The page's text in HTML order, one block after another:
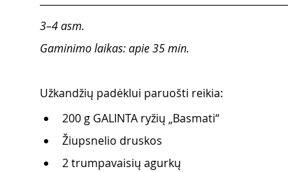
3–4 asm.
Gaminimo laikas: apie 35 min.
Užkandžių padėklui paruošti reikia:
200 g GALINTA ryžių „Basmati“
Žiupsnelio druskos
2 trumpavaisių agurkų